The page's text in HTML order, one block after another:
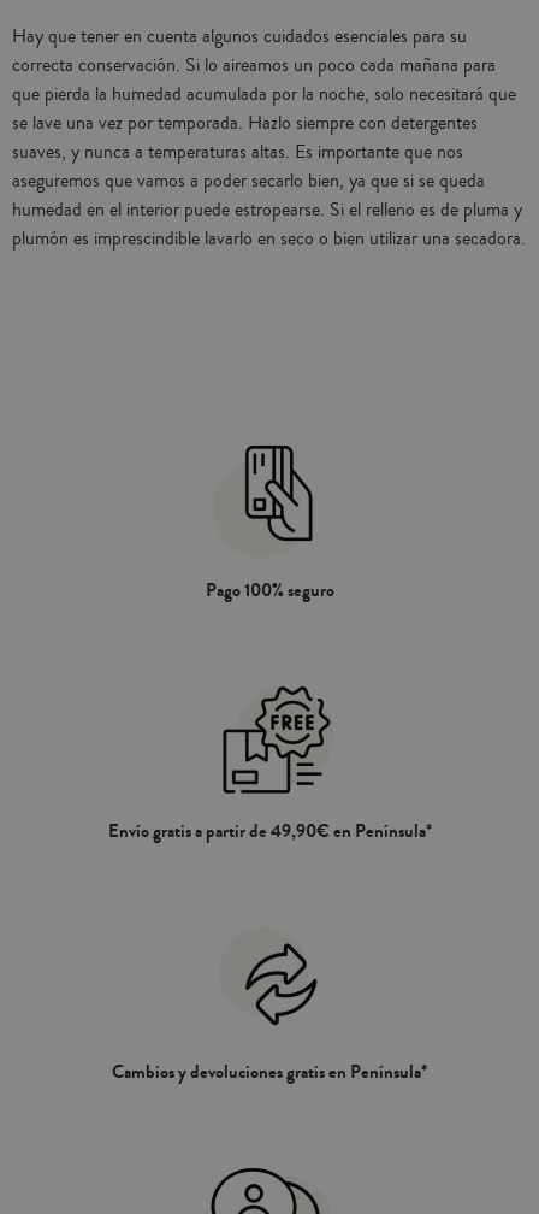
Hay que tener en cuenta algunos cuidados esenciales para su
correcta conservación. Si lo aireamos un poco cada mañana para
que pierda la humedad acumulada por la noche, solo necesitará que
se lave una vez por temporada. Hazlo siempre con detergentes
suaves, y nunca a temperaturas altas. Es importante que nos
aseguremos que vamos a poder secarlo bien, ya que si se queda
humedad en el interior puede estropearse. Si el relleno es de pluma y
plumón es imprescindible lavarlo en seco o bien utilizar una secadora.
Pago 100% seguro
Envío gratis a partir de 49,90€ en Península*
Cambios y devoluciones gratis en Península*